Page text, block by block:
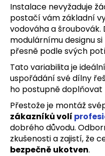
Instalace nevyžaduje
postačí vám základní
vodováha a
modulárnímu designu
přesně podle svých
Tato variabilita je
uspořádání své dílny
ho postupně
Přestože je montáž
zákazníků volí
dobrého důvodu.
zkušenosti a zajistí, že
bezpečně ukotven.